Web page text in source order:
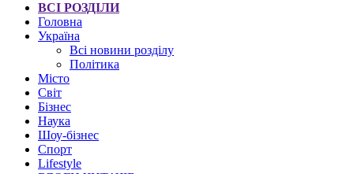
ВСІ РОЗДІЛИ
Головна
Україна
Всі новини розділу
Політика
Місто
Світ
Бізнес
Наука
Шоу-бізнес
Спорт
Lifestyle